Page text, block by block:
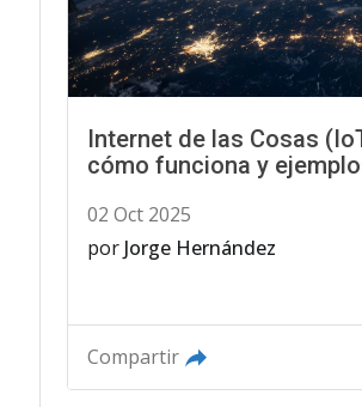
Internet de las Cosas
cómo funciona y
02 Oct 2025
por Jorge Hernández
Compartir